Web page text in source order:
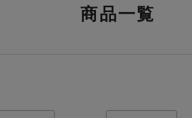
商品一覧